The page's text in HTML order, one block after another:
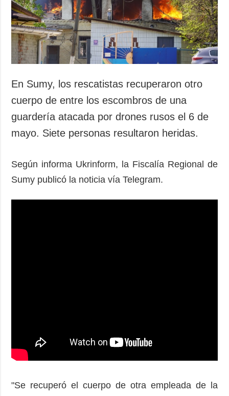
En Sumy, los rescatistas recuperaron otro
cuerpo de entre los escombros de una
guardería atacada por drones rusos el 6 de
mayo. Siete personas resultaron heridas.
Según informa Ukrinform, la Fiscalía Regional de
Sumy publicó la noticia vía Telegram.
"Se recuperó el cuerpo de otra empleada de la